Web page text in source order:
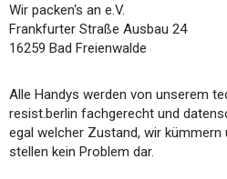
Wir packen‘s an e.V.
Frankfurter Straße Ausbau 24
16259 Bad Freienwalde
Alle Handys werden von unserem
resist.berlin fachgerecht und
egal welcher Zustand, wir kümmern
stellen kein Problem dar.